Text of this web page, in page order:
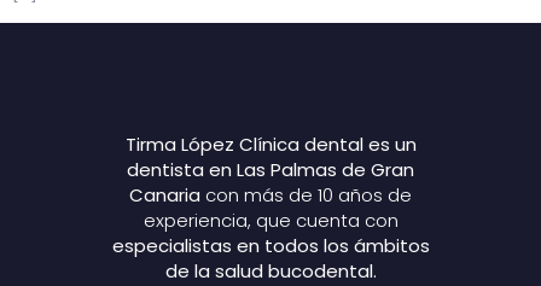
Tirma López Clínica dental es un
dentista en Las Palmas de Gran
Canaria con más de 10 años de
experiencia, que cuenta con
especialistas en todos los ámbitos
de la salud bucodental.